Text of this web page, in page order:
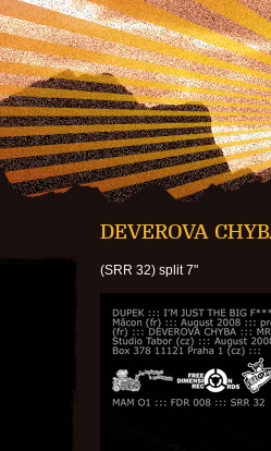
DEVEROVA
(SRR 32) split 7"